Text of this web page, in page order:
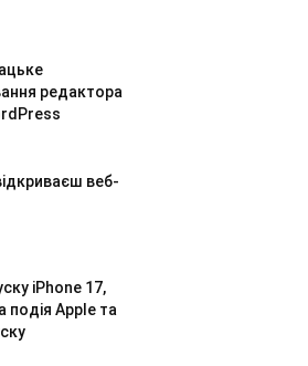
редактора
веб-
iPhone 17,
подія Apple та